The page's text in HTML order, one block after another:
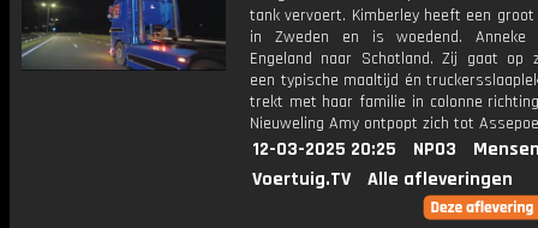
tank vervoert. Kimberley heeft een
in Zweden en is woedend.
Engeland naar Schotland. Zij gaat op
een typische maaltijd én
trekt met haar familie in colonne
Nieuweling Amy ontpopt zich tot
12-03-2025 20:25 NPO3
Voertuig.TV
Alle afleveringen